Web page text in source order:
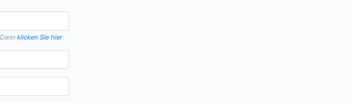
klicken Sie hier